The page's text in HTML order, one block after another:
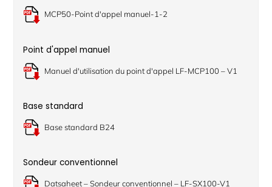
MCP50-Point d'appel manuel-1-2
Point d'appel manuel
Manuel d'utilisation du point d'appel LF-MCP100 – V1
Base standard
Base standard B24
Sondeur conventionnel
Datsaheet – Sondeur conventionnel – LF-SX100-V1